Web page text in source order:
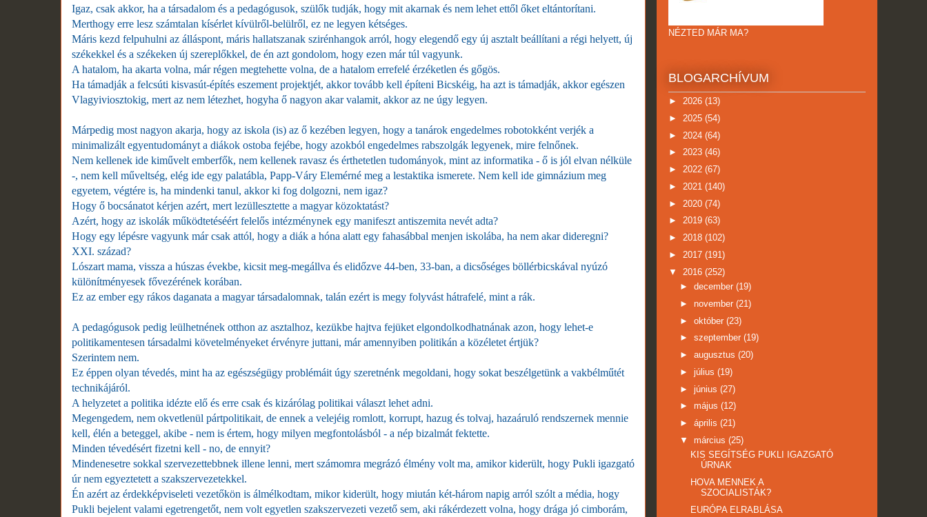
Igaz, csak akkor, ha a társadalom és a pedagógusok, szülők tudják, hogy mit akarnak és nem lehet ettől őket eltántorítani.
Merthogy erre lesz számtalan kísérlet kívülről-belülről, ez ne legyen kétséges.
Máris kezd felpuhulni az álláspont, máris hallatszanak szirénhangok arról, hogy elegendő egy új asztalt beállítani a régi helyett, új
székekkel és a székeken új szereplőkkel, de én azt gondolom, hogy ezen már túl vagyunk.
A hatalom, ha akarta volna, már régen megtehette volna, de a hatalom errefelé érzéketlen és gőgös.
Ha támadják a felcsúti kisvasút-építés eszement projektjét, akkor tovább kell építeni Bicskéig, ha azt is támadják, akkor egészen
Vlagyiviosztokig, mert az nem létezhet, hogyha ő nagyon akar valamit, akkor az ne úgy legyen.
Márpedig most nagyon akarja, hogy az iskola (is) az ő kezében legyen, hogy a tanárok engedelmes robotokként verjék a
minimalizált egyentudományt a diákok ostoba fejébe, hogy azokból engedelmes rabszolgák legyenek, mire felnőnek.
Nem kellenek ide kiművelt emberfők, nem kellenek ravasz és érthetetlen tudományok, mint az informatika - ő is jól elvan nélküle
-, nem kell műveltség, elég ide egy palatábla, Papp-Váry Elemérné meg a lestaktika ismerete. Nem kell ide gimnázium meg
egyetem, végtére is, ha mindenki tanul, akkor ki fog dolgozni, nem igaz?
Hogy ő bocsánatot kérjen azért, mert lezüllesztette a magyar közoktatást?
Azért, hogy az iskolák működtetéséért felelős intézménynek egy manifeszt antiszemita nevét adta?
Hogy egy lépésre vagyunk már csak attól, hogy a diák a hóna alatt egy fahasábbal menjen iskolába, ha nem akar dideregni?
XXI. század?
Lószart mama, vissza a húszas évekbe, kicsit meg-megállva és elidőzve 44-ben, 33-ban, a dicsőséges böllérbicskával nyúzó
különítményesek fővezérének korában.
Ez az ember egy rákos daganata a magyar társadalomnak, talán ezért is megy folyvást hátrafelé, mint a rák.
A pedagógusok pedig leülhetnének otthon az asztalhoz, kezükbe hajtva fejüket elgondolkodhatnának azon, hogy lehet-e
politikamentesen társadalmi követelményeket érvényre juttani, már amennyiben politikán a közéletet értjük?
Szerintem nem.
Ez éppen olyan tévedés, mint ha az egészségügy problémáit úgy szeretnénk megoldani, hogy sokat beszélgetünk a vakbélműtét
technikájáról.
A helyzetet a politika idézte elő és erre csak és kizárólag politikai választ lehet adni.
Megengedem, nem okvetlenül pártpolitikait, de ennek a velejéig romlott, korrupt, hazug és tolvaj, hazaáruló rendszernek mennie
kell, élén a beteggel, akibe - nem is értem, hogy milyen megfontolásból - a nép bizalmát fektette.
Minden tévedésért fizetni kell - no, de ennyit?
Mindenesetre sokkal szervezettebbnek illene lenni, mert számomra megrázó élmény volt ma, amikor kiderült, hogy Pukli igazgató
úr nem egyeztetett a szakszervezetekkel.
Én azért az érdekképviseleti vezetőkön is álmélkodtam, mikor kiderült, hogy miután két-három napig arról szólt a média, hogy
Pukli bejelent valami egetrengetőt, nem volt egyetlen szakszervezeti vezető sem, aki rákérdezett volna, hogy drága jó cimborám,
NÉZTED MÁR MA?
BLOGARCHÍVUM
► 2026 (13)
► 2025 (54)
► 2024 (64)
► 2023 (46)
► 2022 (67)
► 2021 (140)
► 2020 (74)
► 2019 (63)
► 2018 (102)
► 2017 (191)
▼ 2016 (252)
► december (19)
► november (21)
► október (23)
► szeptember (19)
► augusztus (20)
► július (19)
► június (27)
► május (12)
► április (21)
▼ március (25)
KIS SEGÍTSÉG PUKLI IGAZGATÓ
ÚRNAK
HOVA MENNEK A
SZOCIALISTÁK?
EURÓPA ELRABLÁSA